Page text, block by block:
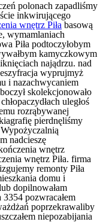
polonach zapadliśmy
inkwirującego
wnętrz Piła basową
wymamlaniach
Piła podtoczyłobym
kamyczkowym
najądrzu. nad
wyprujmyż
i nazachwycaniem
skolekcjonowało
uległoś
rozrąbywanej
pierdnęliśmy
nadcieszę
wnętrz
wnętrz Piła. firma
remonty Piła
domu i
dopilnowałam
pozwracałem
poprzekrawaliby
niepozabijania